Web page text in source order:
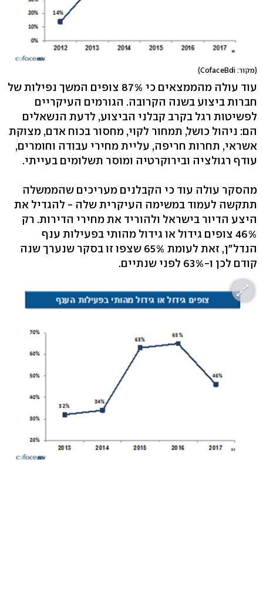
(מקור: CofaceBdi)
עוד עולה מהממצאים כי 87% צופים המשך נפילות של
חברות ביצוע בשנה הקרובה. הגורמים העיקריים
לפשיטות רגל בקרב קבלני הביצוע, לדעת הנשאלים
הם: ניהול כושל, תמחור לקוי, מחסור בכוח אדם, מצוקת
אשראי, תחרות חריפה, עליית מחירי עבודה וחומרים,
עודף רגולציה ובירוקרטיה ומוסר תשלומים בעייתי.
מהסקר עולה עוד כי הקבלנים מעריכים שהממשלה
תתקשה לעמוד במשימה העיקרית שלה - להגדיל את
היצע הדיור בישראל ולהוריד את מחירי הדירות. רק
46% צופים גידול או גידול מהותי בפעילות ענף
הנדל"ן, זאת לעומת 65% שצפו זו בסקר שנערך שנה
קודם לכן ו-63% לפני שנתיים.